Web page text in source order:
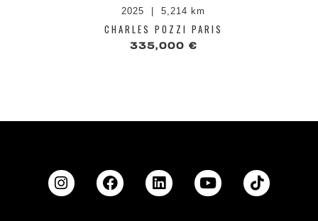
2025 5,214 km
CHARLES POZZI PARIS
335,000 €